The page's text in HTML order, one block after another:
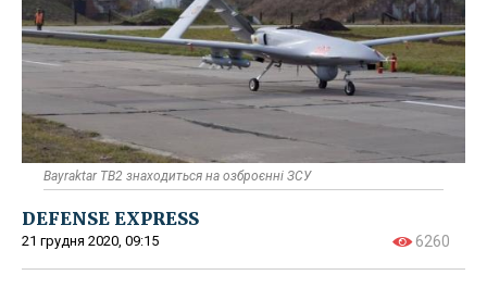
Bayraktar TB2 знаходиться на озброєнні ЗСУ
DEFENSE EXPRESS
21 грудня 2020, 09:15 6260